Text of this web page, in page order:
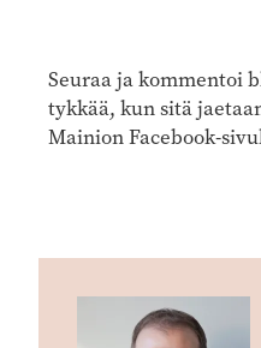
Seuraa ja kommentoi
tykkää, kun sitä
Mainion Facebook-